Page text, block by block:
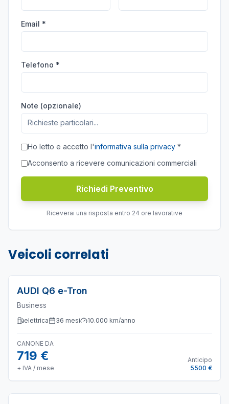
Email *
Telefono *
Note (opzionale)
Ho letto e accetto l'informativa sulla privacy *
Acconsento a ricevere comunicazioni commerciali
Richiedi Preventivo
Riceverai una risposta entro 24 ore lavorative
Veicoli correlati
AUDI Q6 e-Tron
Business
elettrica 36 mesi 10.000 km/anno
CANONE DA
719 €
+ IVA / mese
Anticipo
5500 €